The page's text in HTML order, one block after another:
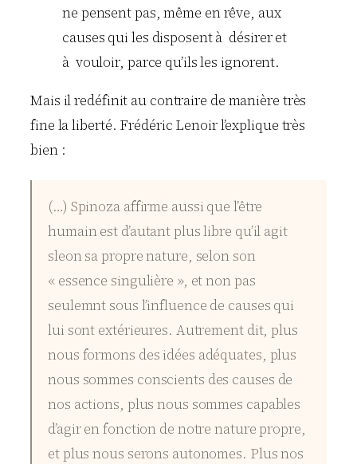
ne pensent pas, même en rêve, aux
causes qui les disposent à désirer et
à vouloir, parce qu’ils les ignorent.
Mais il redéfinit au contraire de manière très
fine la liberté. Frédéric Lenoir l’explique très
bien :
(…) Spinoza affirme aussi que l’être
humain est d’autant plus libre qu’il agit
sleon sa propre nature, selon son
« essence singulière », et non pas
seulemnt sous l’influence de causes qui
lui sont extérieures. Autrement dit, plus
nous formons des idées adéquates, plus
nous sommes conscients des causes de
nos actions, plus nous sommes capables
d’agir en fonction de notre nature propre,
et plus nous serons autonomes. Plus nos